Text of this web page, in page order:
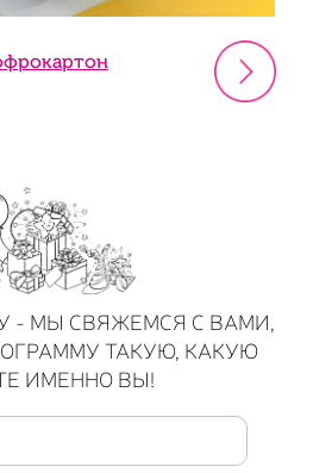
- МЫ СВЯЖЕМСЯ С ВАМИ,
ТАКУЮ, КАКУЮ
ИМЕННО ВЫ!